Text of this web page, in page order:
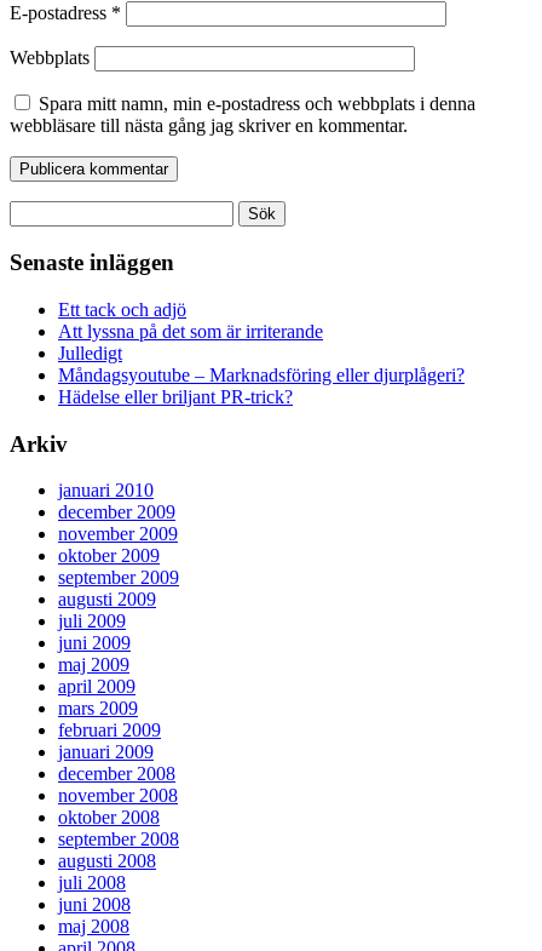
E-postadress *
Webbplats
Spara mitt namn, min e-postadress och webbplats i denna
webbläsare till nästa gång jag skriver en kommentar.
efter:
Senaste inläggen
Ett tack och adjö
Att lyssna på det som är irriterande
Julledigt
Måndagsyoutube – Marknadsföring eller djurplågeri?
Hädelse eller briljant PR-trick?
Arkiv
januari 2010
december 2009
november 2009
oktober 2009
september 2009
augusti 2009
juli 2009
juni 2009
maj 2009
april 2009
mars 2009
februari 2009
januari 2009
december 2008
november 2008
oktober 2008
september 2008
augusti 2008
juli 2008
juni 2008
maj 2008